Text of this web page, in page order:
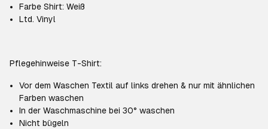
Farbe Shirt: Weiß
Ltd. Vinyl
Pflegehinweise T-Shirt:
Vor dem Waschen Textil auf links drehen & nur mit ähnlichen
Farben waschen
In der Waschmaschine bei 30° waschen
Nicht bügeln